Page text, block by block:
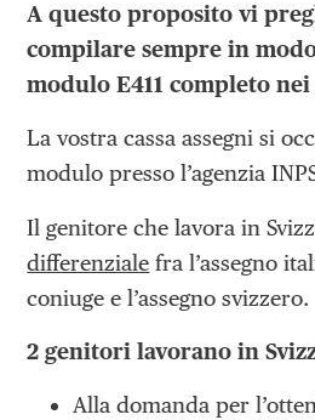
A questo proposito vi
compilare sempre in
modulo E411 completo
La vostra cassa assegni si
modulo presso l’agenzia
Il genitore che lavora in
differenziale fra l’assegno
coniuge e l’assegno svizzero.
2 genitori lavorano in
Alla domanda per